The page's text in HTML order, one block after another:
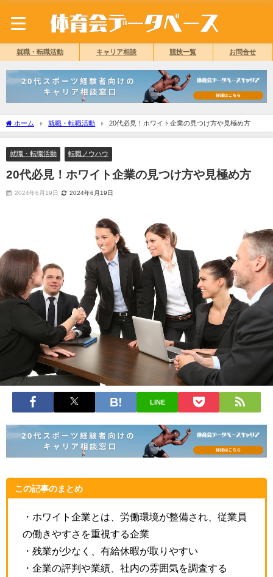
就職・転職活動 キャリア相談 競技一覧 お問合せ
ホーム 就職・転職活動 20代必見！ホワイト企業の見つけ方や見極め方
就職・転職活動 転職ノウハウ
20代必見！ホワイト企業の見つけ方や見極め方
2024年6月19日 2024年6月19日
LINE
この記事のまとめ
・ホワイト企業とは、労働環境が整備され、従業員
の働きやすさを重視する企業
・残業が少なく、有給休暇が取りやすい
・企業の評判や業績、社内の雰囲気を調査する